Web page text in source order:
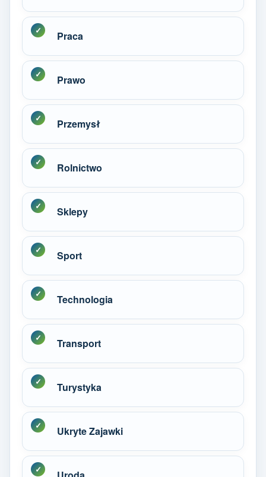
Praca
Prawo
Przemysł
Rolnictwo
Sklepy
Sport
Technologia
Transport
Turystyka
Ukryte Zajawki